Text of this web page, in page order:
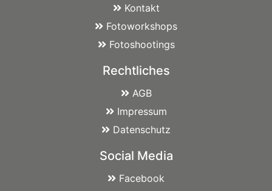
Kontakt
Fotoworkshops
Fotoshootings
Rechtliches
AGB
Impressum
Datenschutz
Social Media
Facebook